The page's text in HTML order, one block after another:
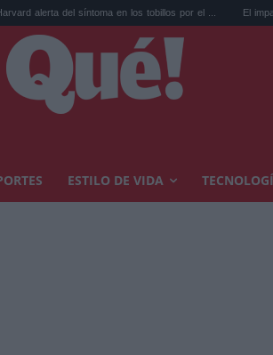
del síntoma en los tobillos por el ... El impactante
ESTILO DE VIDA